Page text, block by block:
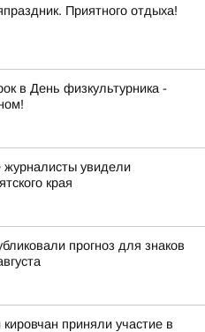
Приятного отдыха!
в День физкультурника -
увидели
края
прогноз для знаков
приняли участие в